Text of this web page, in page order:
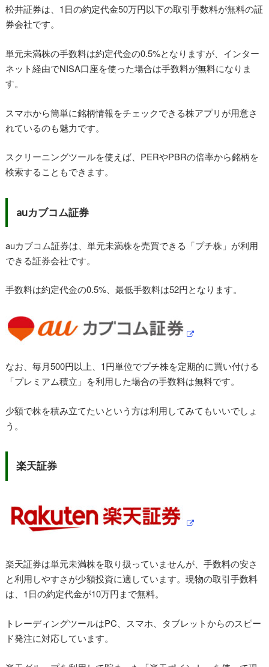
松井証券は、1日の約定代金50万円以下の取引手数料が無料の証
券会社です。
単元未満株の手数料は約定代金の0.5%となりますが、インター
ネット経由でNISA口座を使った場合は手数料が無料になりま
す。
スマホから簡単に銘柄情報をチェックできる株アプリが用意さ
れているのも魅力です。
スクリーニングツールを使えば、PERやPBRの倍率から銘柄を
検索することもできます。
auカブコム証券
auカブコム証券は、単元未満株を売買できる「プチ株」が利用
できる証券会社です。
手数料は約定代金の0.5%、最低手数料は52円となります。
なお、毎月500円以上、1円単位でプチ株を定期的に買い付ける
「プレミアム積立」を利用した場合の手数料は無料です。
少額で株を積み立てたいという方は利用してみてもいいでしょ
う。
楽天証券
楽天証券は単元未満株を取り扱っていませんが、手数料の安さ
と利用しやすさが少額投資に適しています。現物の取引手数料
は、1日の約定代金が10万円まで無料。
トレーディングツールはPC、スマホ、タブレットからのスピー
ド発注に対応しています。